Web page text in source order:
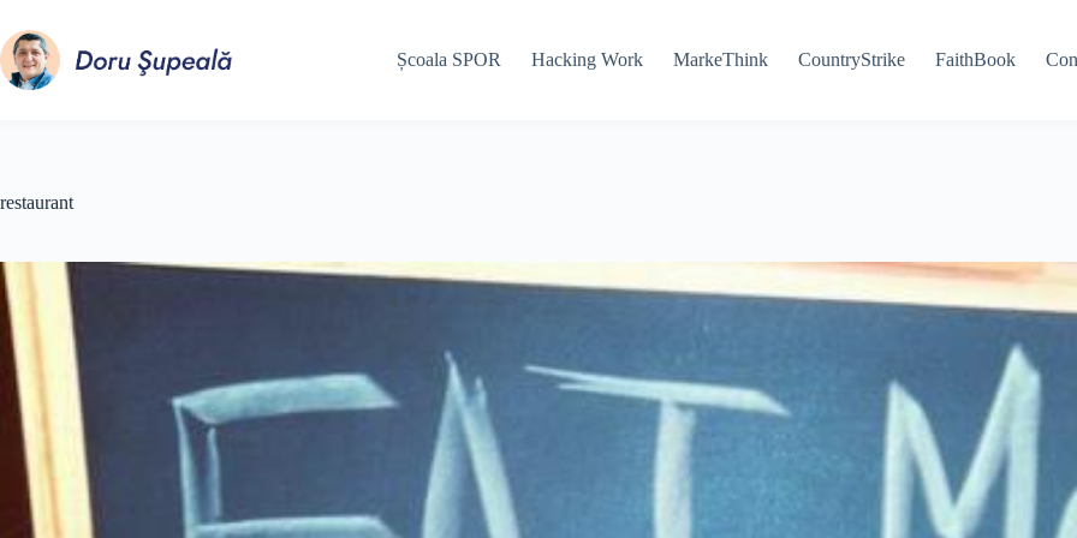
conținut
Școala SPOR Hacking Work MarkeThink CountryStrike FaithBook
restaurant